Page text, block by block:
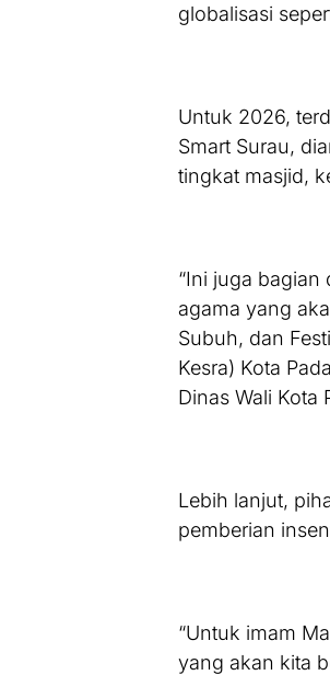
globalisasi
Untuk 2026,
Smart Surau,
tingkat masjid,
“Ini juga
agama yang
Subuh, dan
Kesra) Kota
Dinas Wali Kota
Lebih lanjut,
pemberian
“Untuk imam
yang akan kita